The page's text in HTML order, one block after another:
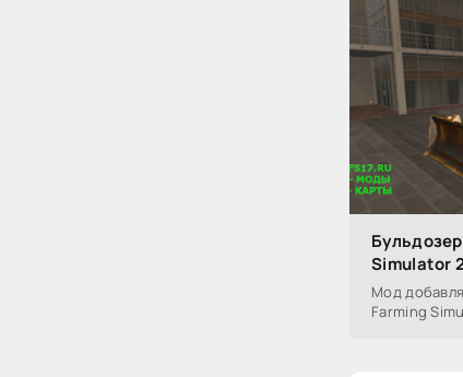
Simulator
Мод
Farming